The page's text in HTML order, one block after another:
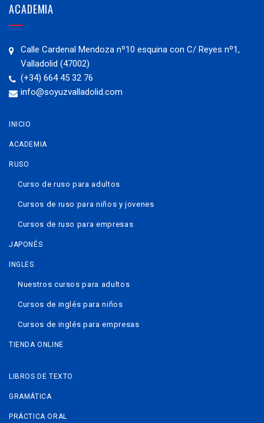
ACADEMIA
Calle Cardenal Mendoza nº10 esquina con C/ Reyes nº1,
Valladolid (47002)
(+34) 664 45 32 76
info@soyuzvalladolid.com
INICIO
ACADEMIA
RUSO
Curso de ruso para adultos
Cursos de ruso para niños y jovenes
Cursos de ruso para empresas
JAPONÉS
INGLES
Nuestros cursos para adultos
Cursos de inglés para niños
Cursos de inglés para empresas
TIENDA ONLINE
LIBROS DE TEXTO
GRAMÁTICA
PRÁCTICA ORAL